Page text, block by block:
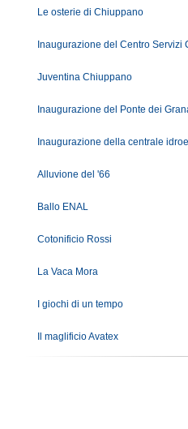
Le osterie di Chiuppano
Inaugurazione del Centro Servizi
Juventina Chiuppano
Inaugurazione del Ponte dei
Inaugurazione della centrale
Alluvione del '66
Ballo ENAL
Cotonificio Rossi
La Vaca Mora
I giochi di un tempo
Il maglificio Avatex